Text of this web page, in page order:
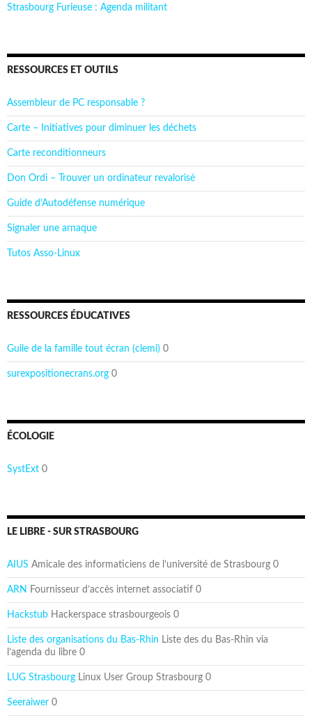
Strasbourg Furieuse : Agenda militant
RESSOURCES ET OUTILS
Assembleur de PC responsable ?
Carte – Initiatives pour diminuer les déchets
Carte reconditionneurs
Don Ordi – Trouver un ordinateur revalorisé
Guide d'Autodéfense numérique
Signaler une arnaque
Tutos Asso-Linux
RESSOURCES ÉDUCATIVES
Guile de la famille tout écran (clemi) 0
surexpositionecrans.org 0
ÉCOLOGIE
SystExt 0
LE LIBRE - SUR STRASBOURG
AIUS Amicale des informaticiens de l’université de Strasbourg 0
ARN Fournisseur d’accès internet associatif 0
Hackstub Hackerspace strasbourgeois 0
Liste des organisations du Bas-Rhin Liste des du Bas-Rhin via
l’agenda du libre 0
LUG Strasbourg Linux User Group Strasbourg 0
Seeraiwer 0